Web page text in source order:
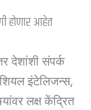
होणार आहेत
देशांशी संपर्क
इंटेलिजन्स,
लक्ष केंद्रित